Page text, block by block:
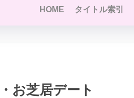
HOME タイトル索引
お芝居デート